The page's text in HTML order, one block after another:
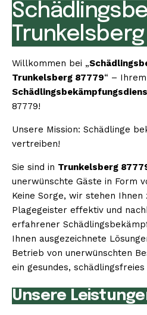
Trunkelsberg
Willkommen bei „
Trunkelsberg 87779“ –
87779!
Unsere Mission: Schädlinge
vertreiben!
Sie sind in Trunkelsberg
unerwünschte Gäste in Form
Keine Sorge, wir stehen Ihnen
Plagegeister effektiv und
erfahrener
Ihnen ausgezeichnete
Betrieb von unerwünschten
ein gesundes,
Unsere